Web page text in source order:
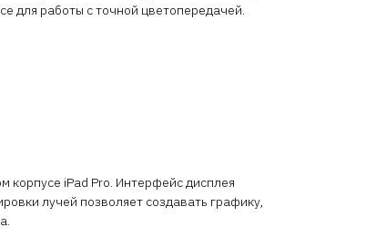
для работы с точной цветопередачей.
корпусе iPad Pro. Интерфейс дисплея
лучей позволяет создавать графику,